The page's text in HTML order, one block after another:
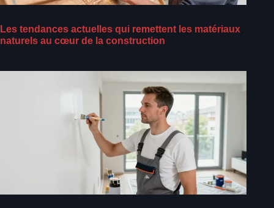
Les tendances actuelles qui remettent les matériaux
naturels au cœur de la construction